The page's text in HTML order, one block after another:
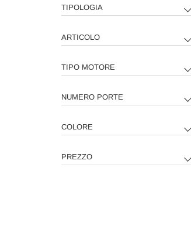
TIPOLOGIA
ARTICOLO
TIPO MOTORE
NUMERO PORTE
COLORE
PREZZO